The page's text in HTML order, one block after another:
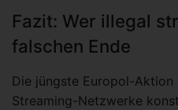
Fazit: Wer illegal
falschen Ende
Die jüngste Europol-Aktion
Streaming-Netzwerke